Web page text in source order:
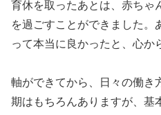
育休を取ったあとは、赤ちゃ
を過ごすことができました。
って本当に良かったと、心か
軸ができてから、日々の働き
期はもちろんありますが、基